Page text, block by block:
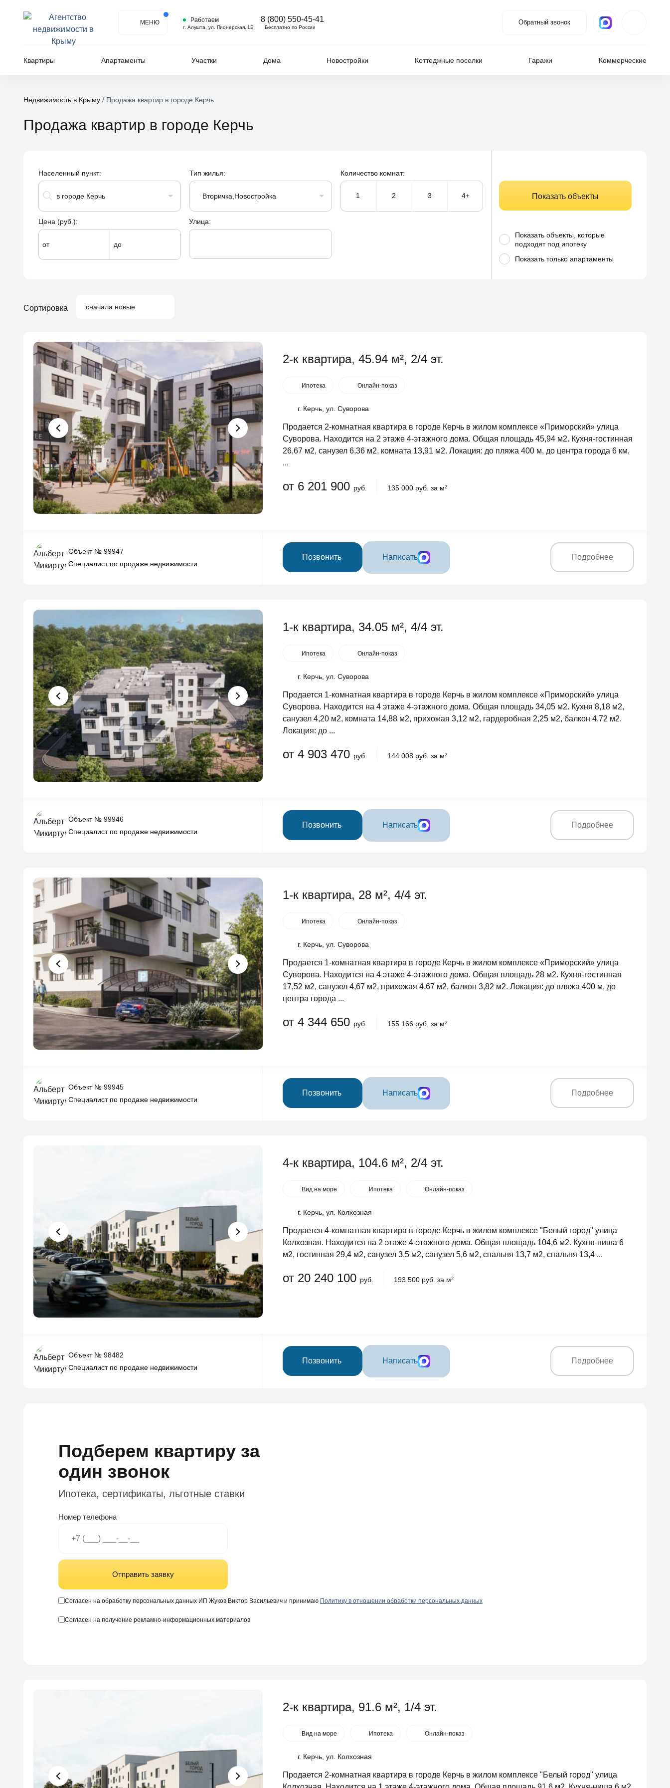
МЕНЮ Работаем
г. Алушта, ул. Пионерская, 1Б
8 (800) 550-45-41
Бесплатно по России
Обратный звонок
Квартиры Апартаменты Участки Дома Новостройки Коттеджные поселки Гаражи Коммерческие
Недвижимость в Крыму / Продажа квартир в городе Керчь
Продажа квартир в городе Керчь
Населенный пункт:
в городе Керчь
Тип жилья:
Вторичка,Новостройка
Количество комнат:
1 2 3 4+
Цена (руб.):
от до
Улица:
Показать объекты
Показать объекты, которые
подходят под ипотеку
Показать только апартаменты
Сортировка сначала новые
2-к квартира, 45.94 м², 2/4 эт.
Ипотека Онлайн-показ
г. Керчь, ул. Суворова
Продается 2-комнатная квартира в городе Керчь в жилом комплексе «Приморский» улица
Суворова. Находится на 2 этаже 4-этажного дома. Общая площадь 45,94 м2. Кухня-гостинная
26,67 м2, санузел 6,36 м2, комната 13,91 м2. Локация: до пляжа 400 м, до центра города 6 км,
...
от 6 201 900 руб. 135 000 руб. за м2
Объект № 99947
Специалист по продаже недвижимости
Позвонить Написать Подробнее
1-к квартира, 34.05 м², 4/4 эт.
Ипотека Онлайн-показ
г. Керчь, ул. Суворова
Продается 1-комнатная квартира в городе Керчь в жилом комплексе «Приморский» улица
Суворова. Находится на 4 этаже 4-этажного дома. Общая площадь 34,05 м2. Кухня 8,18 м2,
санузел 4,20 м2, комната 14,88 м2, прихожая 3,12 м2, гардеробная 2,25 м2, балкон 4,72 м2.
Локация: до ...
от 4 903 470 руб. 144 008 руб. за м2
Объект № 99946
Специалист по продаже недвижимости
Позвонить Написать Подробнее
1-к квартира, 28 м², 4/4 эт.
Ипотека Онлайн-показ
г. Керчь, ул. Суворова
Продается 1-комнатная квартира в городе Керчь в жилом комплексе «Приморский» улица
Суворова. Находится на 4 этаже 4-этажного дома. Общая площадь 28 м2. Кухня-гостинная
17,52 м2, санузел 4,67 м2, прихожая 4,67 м2, балкон 3,82 м2. Локация: до пляжа 400 м, до
центра города ...
от 4 344 650 руб. 155 166 руб. за м2
Объект № 99945
Специалист по продаже недвижимости
Позвонить Написать Подробнее
4-к квартира, 104.6 м², 2/4 эт.
Вид на море Ипотека Онлайн-показ
г. Керчь, ул. Колхозная
Продается 4-комнатная квартира в городе Керчь в жилом комплексе "Белый город" улица
Колхозная. Находится на 2 этаже 4-этажного дома. Общая площадь 104,6 м2. Кухня-ниша 6
м2, гостинная 29,4 м2, санузел 3,5 м2, санузел 5,6 м2, спальня 13,7 м2, спальня 13,4 ...
от 20 240 100 руб. 193 500 руб. за м2
Объект № 98482
Специалист по продаже недвижимости
Позвонить Написать Подробнее
Подберем квартиру за
один звонок
Ипотека, сертификаты, льготные ставки
Номер телефона
Отправить заявку
Согласен на обработку персональных данных ИП Жуков Виктор Васильевич и принимаю Политику в отношении обработки персональных данных
Согласен на получение рекламно-информационных материалов
2-к квартира, 91.6 м², 1/4 эт.
Вид на море Ипотека Онлайн-показ
г. Керчь, ул. Колхозная
Продается 2-комнатная квартира в городе Керчь в жилом комплексе "Белый город" улица